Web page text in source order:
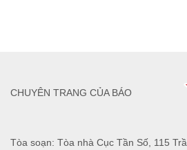
Tòa soạn: Tòa nhà Cục Tần Số, 115
CHUYÊN TRANG CỦA BÁO